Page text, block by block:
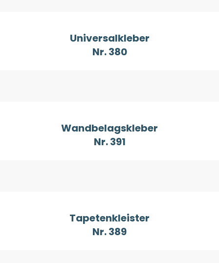
Universalkleber
Nr. 380
Wandbelagskleber
Nr. 391
Tapetenkleister
Nr. 389